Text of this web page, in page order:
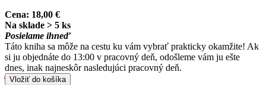
Cena: 18,00 €
Na sklade > 5 ks
Posielame ihneď
Táto kniha sa môže na cestu ku vám vybrať prakticky okamžite! Ak
si ju objednáte do 13:00 v pracovný deň, odošleme vám ju ešte
dnes, inak najneskôr nasledujúci pracovný deň.
Vložiť do košíka